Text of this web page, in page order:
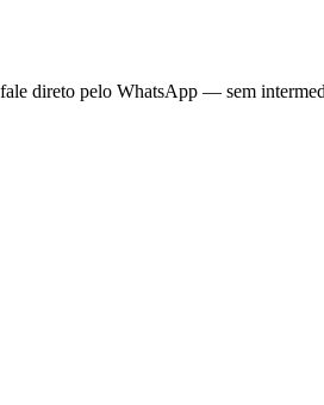
direto pelo WhatsApp — sem